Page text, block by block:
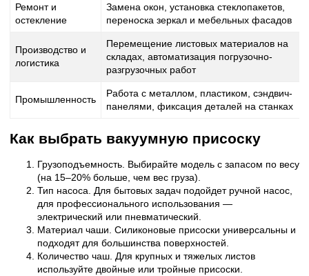
Ремонт и
остекление
Замена окон, установка стеклопакетов,
переноска зеркал и мебельных фасадов
Производство и
логистика
Перемещение листовых материалов на
складах, автоматизация погрузочно-
разгрузочных работ
Промышленность
Работа с металлом, пластиком, сэндвич-
панелями, фиксация деталей на станках
Как выбрать вакуумную присоску
Грузоподъемность. Выбирайте модель с запасом по весу
(на 15–20% больше, чем вес груза).
Тип насоса. Для бытовых задач подойдет ручной насос,
для профессионального использования —
электрический или пневматический.
Материал чаши. Силиконовые присоски универсальны и
подходят для большинства поверхностей.
Количество чаш. Для крупных и тяжелых листов
используйте двойные или тройные присоски.